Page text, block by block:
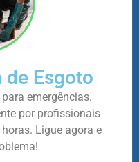
de Esgoto
emergências.
por profissionais
Ligue agora e